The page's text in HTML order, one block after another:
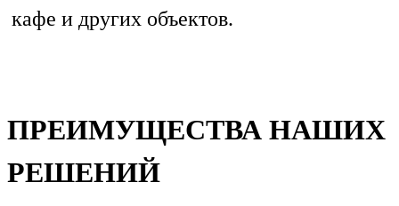
кафе и других объектов.
ПРЕИМУЩЕСТВА НАШИХ
РЕШЕНИЙ